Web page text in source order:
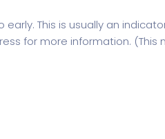
This is usually an
for more information. (This